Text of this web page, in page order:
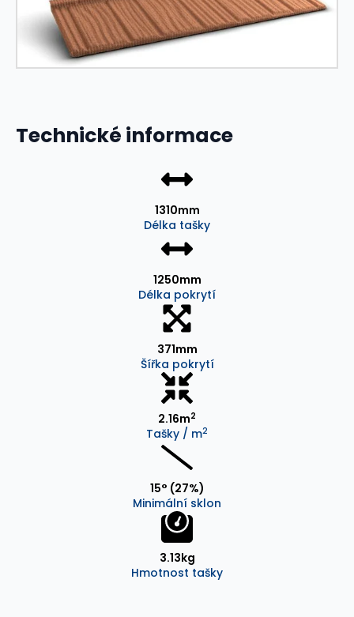
Technické informace
1310mm
Délka tašky
1250mm
Délka pokrytí
371mm
Šířka pokrytí
2.16m2
Tašky / m2
15° (27%)
Minimální sklon
3.13kg
Hmotnost tašky